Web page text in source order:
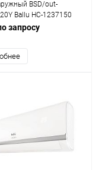
BSD/out-
Ballu НС-1237150
запросу